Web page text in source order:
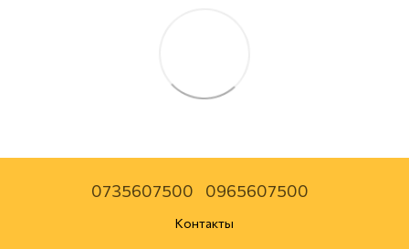
0735607500 0965607500
Контакты